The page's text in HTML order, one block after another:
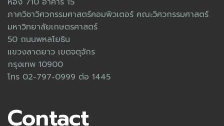
ภาควิชาวิศวกรรมศาสตร์คอมพิวเตอร์ คณะวิศวกรรมศาสตร์
มหาวิทยาลัยเกษตรศาสตร์
50 ถนนพหลโยธิน
แขวงลาดยาว เขตจตุจักร
กรุงเทพ 10900
โทร 02-797-0999 ต่อ 1445
Contact